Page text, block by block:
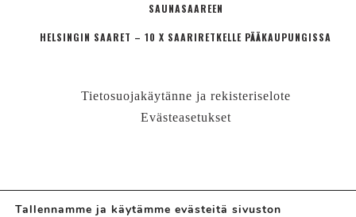
SAUNASAAREEN
HELSINGIN SAARET – 10 X SAARIRETKELLE PÄÄKAUPUNGISSA
Tietosuojakäytänne ja rekisteriselote
Evästeasetukset
Tallennamme ja käytämme evästeitä sivuston